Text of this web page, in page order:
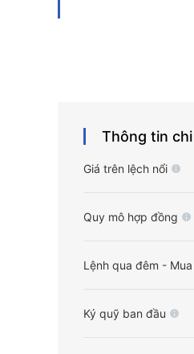
Thông tin
Giá trên lệch nổi
Quy mô hợp đồng
Lệnh qua đêm - Mua
Ký quỹ ban đầu